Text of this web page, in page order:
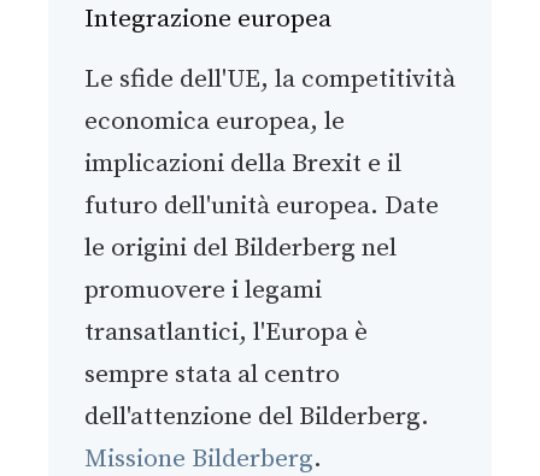
Integrazione europea
Le sfide dell'UE, la competitività
economica europea, le
implicazioni della Brexit e il
futuro dell'unità europea. Date
le origini del Bilderberg nel
promuovere i legami
transatlantici, l'Europa è
sempre stata al centro
dell'attenzione del Bilderberg.
Missione Bilderberg.